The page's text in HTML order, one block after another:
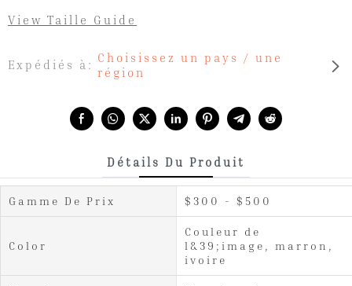
Expédiés à:
Choisissez un pays / une
région
View Taille Guide
Détails Du Produit
Gamme De Prix $300 - $500
Color
Couleur de
l&39;image, marron,
ivoire